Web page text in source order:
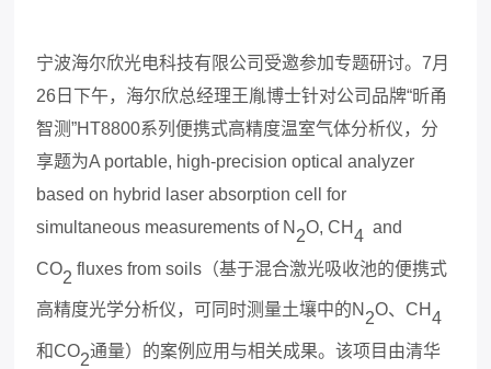
宁波海尔欣光电科技有限公司受邀参加专题研讨。7月
26 日下午，海尔欣总经理王胤博士针对公司品牌“昕甬
智测”HT8800系列便携式高精度温室气体分析仪，分
享题为A portable, high-precision optical analyzer
based on hybrid laser absorption cell for
simultaneous measurements of N 2O, CH 4 and
CO2 fluxes from soils（基于混合激光吸收池的便携式
高精度光学分析仪，可同时测量土壤中的N 2O、CH 4
和CO2通量）的案例应用与相关成果。该项目由清华